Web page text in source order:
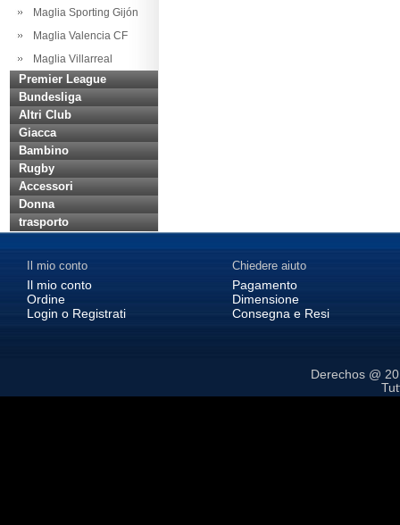
Maglia Sporting Gijón
Maglia Valencia CF
Maglia Villarreal
Premier League
Bundesliga
Altri Club
Giacca
Bambino
Rugby
Accessori
Donna
trasporto
Il mio conto
Il mio conto
Ordine
Login o Registrati
Chiedere aiuto
Pagamento
Dimensione
Consegna e Resi
Derechos @